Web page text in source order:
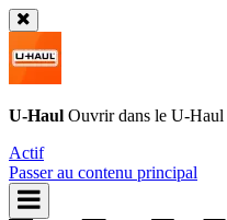
U-Haul Ouvrir dans le U-Haul
Actif
Passer au contenu principal